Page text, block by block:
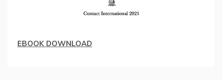
EBOOK DOWNLOAD